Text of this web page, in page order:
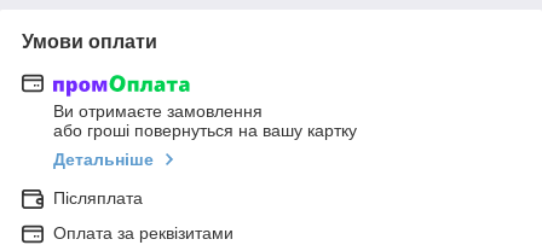
Умови оплати
Ви отримаєте замовлення
або гроші повернуться на вашу картку
Детальніше
Післяплата
Оплата за реквізитами